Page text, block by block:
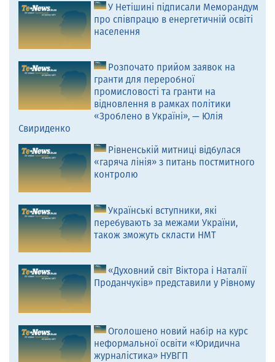
У Нетішині підписали Меморандум
про співпрацю в енергетичній освіті
населення
Розпочато прийом заявок на
гранти для переробної
промисловості та гранти на
відновлення в рамках політики
«Зроблено в Україні», — Юлія
Свириденко
Рівненській митниці відбулася
«гаряча лінія» з питань постмитного
контролю
Українські вступники, які
перебувають за межами України,
також зможуть скласти НМТ
«Духовний світ Віктора і Наталії
Проданчуків» представили у Рівному
Оголошено новий набір на курс
неформальної освіти «Юридична
журналістика» НУВГП